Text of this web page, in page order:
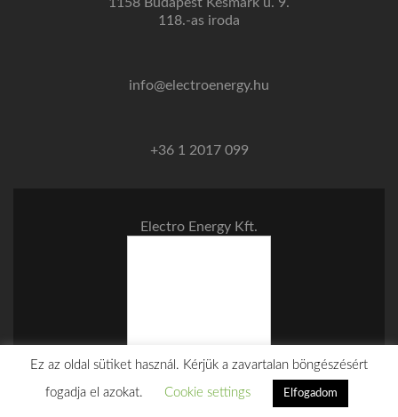
118.-as iroda
info@electroenergy.hu
+36 1 2017 099
Electro Energy Kft.
Websitum developed by WebSite
Ez az oldal sütiket használ. Kérjük a zavartalan böngészésért
fogadja el azokat. Cookie settings Elfogadom